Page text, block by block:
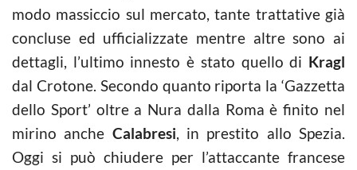
modo massiccio sul mercato, tante trattative già
concluse ed ufficializzate mentre altre sono ai
dettagli, l’ultimo innesto è stato quello di Kragl
dal Crotone. Secondo quanto riporta la ‘Gazzetta
dello Sport’ oltre a Nura dalla Roma è finito nel
mirino anche Calabresi, in prestito allo Spezia.
Oggi si può chiudere per l’attaccante francese